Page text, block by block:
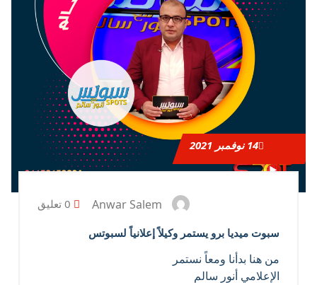
14نوفمبر 2021
Anwar Salem 0 تعليق
سبوت ميديا برو يستمر وكيلاً إعلانياً لسبوتس
من هنا بدأنا ومعاً نستمر
الإعلامي أنور سالم